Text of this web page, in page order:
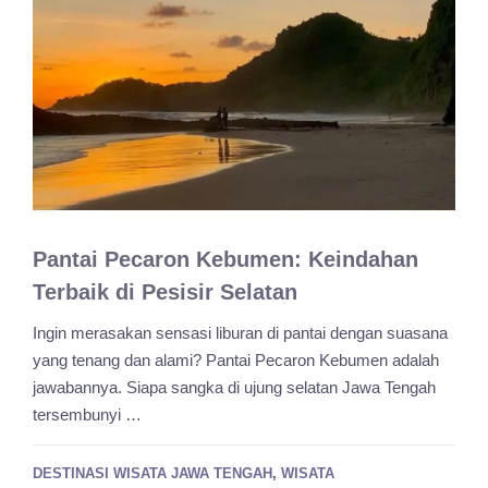
Pantai Pecaron Kebumen: Keindahan
Terbaik di Pesisir Selatan
Ingin merasakan sensasi liburan di pantai dengan suasana
yang tenang dan alami? Pantai Pecaron Kebumen adalah
jawabannya. Siapa sangka di ujung selatan Jawa Tengah
tersembunyi …
DESTINASI WISATA JAWA TENGAH , WISATA